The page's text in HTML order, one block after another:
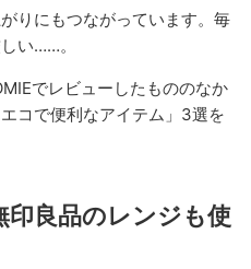
りにもつながっています。毎
い……。
でレビューしたもののなか
コで便利なアイテム」3選を
良品のレンジも使